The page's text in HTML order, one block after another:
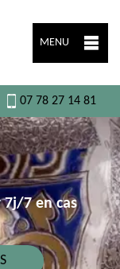
MENU
07 78 27 14 81
7j/7 en cas